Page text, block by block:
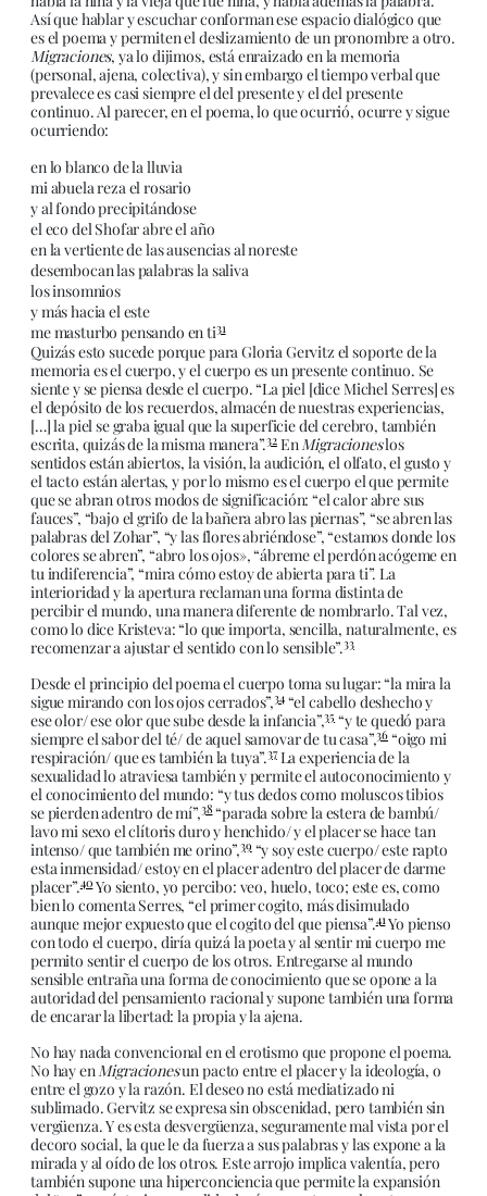
Así que hablar y escuchar conforman ese espacio dialógico que
es el poema y permiten el deslizamiento de un pronombre a otro.
Migraciones, ya lo dijimos, está enraizado en la memoria
(personal, ajena, colectiva), y sin embargo el tiempo verbal que
prevalece es casi siempre el del presente y el del presente
continuo. Al parecer, en el poema, lo que ocurrió, ocurre y sigue
ocurriendo:
en lo blanco de la lluvia
mi abuela reza el rosario
y al fondo precipitándose
el eco del Shofar abre el año
en la vertiente de las ausencias al noreste
desembocan las palabras la saliva
los insomnios
y más hacia el este
me masturbo pensando en ti31
Quizás esto sucede porque para Gloria Gervitz el soporte de la
memoria es el cuerpo, y el cuerpo es un presente continuo. Se
siente y se piensa desde el cuerpo. “La piel [dice Michel Serres] es
el depósito de los recuerdos, almacén de nuestras experiencias,
[…] la piel se graba igual que la superficie del cerebro, también
escrita, quizás de la misma manera”.32EnMigracioneslos
sentidos están abiertos, la visión, la audición, el olfato, el gusto y
el tacto están alertas, y por lo mismo es el cuerpo el que permite
que se abran otros modos de significación: “el calor abre sus
fauces”, “bajo el grifo de la bañera abro las piernas”, “se abren las
palabras del Zohar”, “y las flores abriéndose”, “estamos donde los
colores se abren”, “abro los ojos», “ábreme el perdón acógeme en
tu indiferencia”, “mira cómo estoy de abierta para ti”. La
interioridad y la apertura reclaman una forma distinta de
percibir el mundo, una manera diferente de nombrarlo. Tal vez,
como lo dice Kristeva: “lo que importa, sencilla, naturalmente, es
recomenzar a ajustar el sentido con lo sensible”.33
Desde el principio del poema el cuerpo toma su lugar: “la mira la
sigue mirando con los ojos cerrados”,34“el cabello deshecho y
ese olor/ ese olor que sube desde la infancia”,35“y te quedó para
siempre el sabor del té/ de aquel samovar de tu casa”,36 “oigo mi
respiración/ que es también la tuya”.37La experiencia de la
sexualidad lo atraviesa también y permite el autoconocimiento y
el conocimiento del mundo: “y tus dedos como moluscos tibios
se pierden adentro de mí”,38“parada sobre la estera de bambú/
lavo mi sexo el clítoris duro y henchido/ y el placer se hace tan
intenso/ que también me orino”,39“y soy este cuerpo/ este rapto
esta inmensidad/ estoy en el placer adentro del placer de darme
placer”.40Yo siento, yo percibo: veo, huelo, toco; este es, como
bien lo comenta Serres, “el primer cogito, más disimulado
aunque mejor expuesto que el cogito del que piensa”.41Yo pienso
con todo el cuerpo, diría quizá la poeta y al sentir mi cuerpo me
permito sentir el cuerpo de los otros. Entregarse al mundo
sensible entraña una forma de conocimiento que se opone a la
autoridad del pensamiento racional y supone también una forma
de encarar la libertad: la propia y la ajena.
No hay nada convencional en el erotismo que propone el poema.
No hay enMigracionesun pacto entre el placer y la ideología, o
entre el gozo y la razón. El deseo no está mediatizado ni
sublimado. Gervitz se expresa sin obscenidad, pero también sin
vergüenza. Y es esta desvergüenza, seguramente mal vista por el
decoro social, la que le da fuerza a sus palabras y las expone a la
mirada y al oído de los otros. Este arrojo implica valentía, pero
también supone una hiperconciencia que permite la expansión